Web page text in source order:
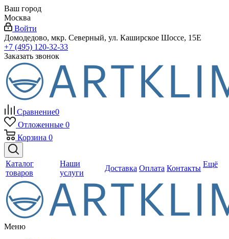
Ваш город
Москва
Войти
Домодедово, мкр. Северный, ул. Каширское Шоссе, 15Е
+7 (495) 120-32-33
Заказать звонок
Сравнение0
Отложенные 0
Корзина 0
Каталог
товаров
Наши
услуги
Доставка Оплата Контакты Ещё
Меню